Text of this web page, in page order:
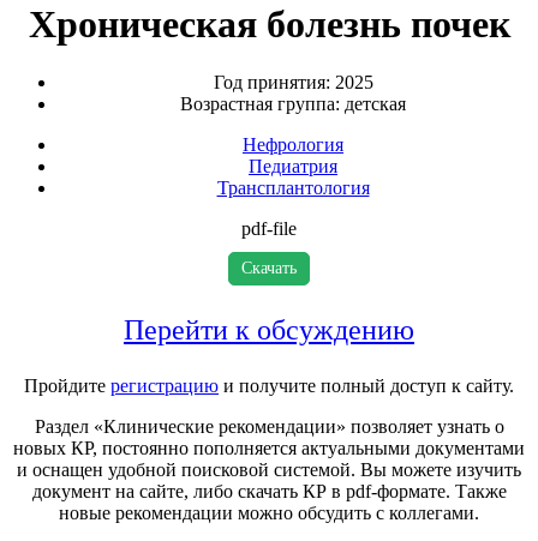
Хроническая болезнь почек
Год принятия: 2025
Возрастная группа: детская
Нефрология
Педиатрия
Трансплантология
pdf-file
Скачать
Перейти к обсуждению
Пройдите регистрацию и получите полный доступ к сайту.
Раздел «Клинические рекомендации» позволяет узнать о
новых КР, постоянно пополняется актуальными документами
и оснащен удобной поисковой системой. Вы можете изучить
документ на сайте, либо скачать КР в pdf-формате. Также
новые рекомендации можно обсудить с коллегами.